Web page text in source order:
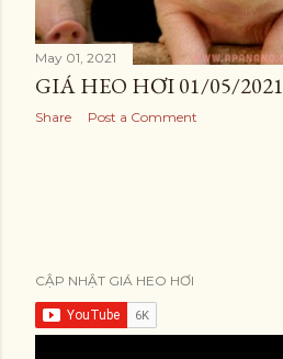
May 01, 2021
GIÁ HEO HƠI 01/05/2021
Share Post a Comment
CẬP NHẬT GIÁ HEO HƠI